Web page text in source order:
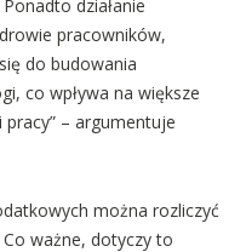
działanie
pracowników,
do budowania
co wpływa na większe
– argumentuje
można rozliczyć
ważne, dotyczy to